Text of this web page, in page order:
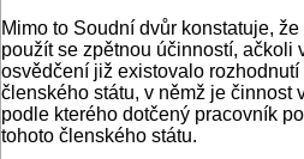
Mimo to Soudní dvůr konstatuje,
použít se zpětnou účinností, ačkoli
osvědčení již existovalo
členského státu, v němž je činnost
podle kterého dotčený pracovník
tohoto členského státu.